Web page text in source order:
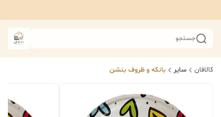
جستجو
کالافان سایر بانکه و ظروف بنشن